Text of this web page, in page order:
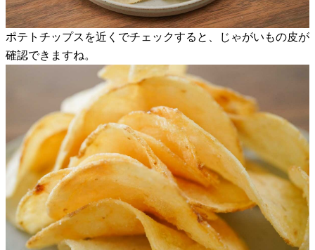
ポテトチップスを近くでチェックすると、じゃがいもの皮が
確認できますね。